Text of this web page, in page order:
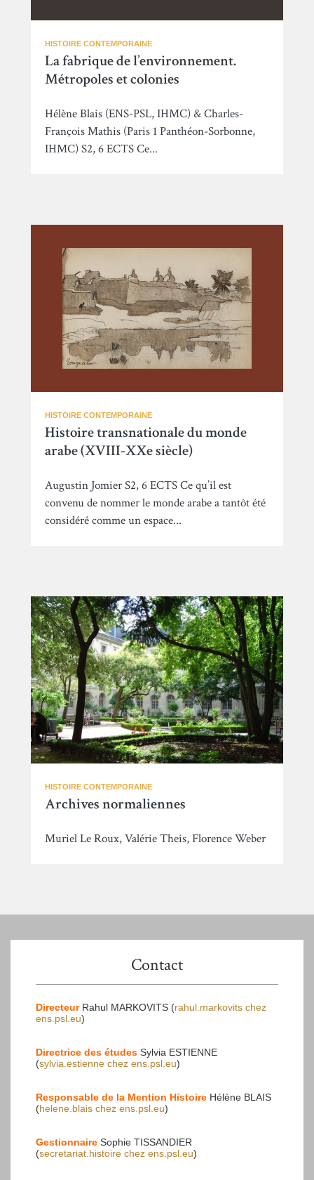
HISTOIRE CONTEMPORAINE
La fabrique de l’environnement.
Métropoles et colonies
Hélène Blais (ENS-PSL, IHMC) & Charles-
François Mathis (Paris 1 Panthéon-Sorbonne,
IHMC) S2, 6 ECTS Ce...
HISTOIRE CONTEMPORAINE
Histoire transnationale du monde
arabe (XVIII-XXe siècle)
Augustin Jomier S2, 6 ECTS Ce qu’il est
convenu de nommer le monde arabe a tantôt été
considéré comme un espace...
HISTOIRE CONTEMPORAINE
Archives normaliennes
Muriel Le Roux, Valérie Theis, Florence Weber
Contact
Directeur Rahul MARKOVITS (rahul.markovits chez
ens.psl.eu)
Directrice des études Sylvia ESTIENNE
(sylvia.estienne chez ens.psl.eu)
Responsable de la Mention Histoire Hélène BLAIS
(helene.blais chez ens.psl.eu)
Gestionnaire Sophie TISSANDIER
(secretariat.histoire chez ens.psl.eu)